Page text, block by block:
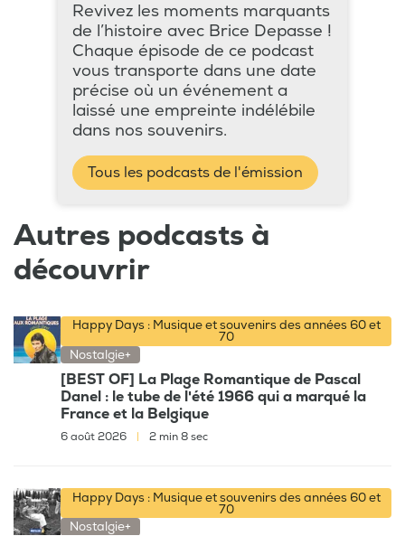
Revivez les moments marquants
de l’histoire avec Brice Depasse !
Chaque épisode de ce podcast
vous transporte dans une date
précise où un événement a
laissé une empreinte indélébile
dans nos souvenirs.
Tous les podcasts de l'émission
Autres podcasts à
découvrir
Happy Days : Musique et souvenirs des années 60 et
70
Nostalgie+
[BEST OF] La Plage Romantique de Pascal
Danel : le tube de l'été 1966 qui a marqué la
France et la Belgique
6 août 2026 2 min 8 sec
Happy Days : Musique et souvenirs des années 60 et
70
Nostalgie+